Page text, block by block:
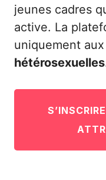
jeunes cadres
active. La
uniquement aux
hétérosexuelles